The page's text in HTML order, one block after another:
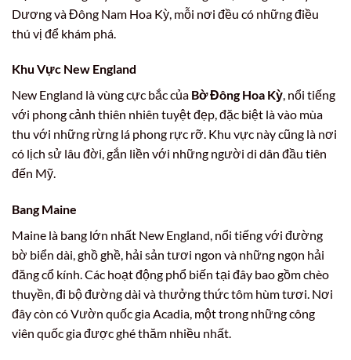
Dương và Đông Nam Hoa Kỳ, mỗi nơi đều có những điều
thú vị để khám phá.
Khu Vực New England
New England là vùng cực bắc của Bờ Đông Hoa Kỳ, nổi tiếng
với phong cảnh thiên nhiên tuyệt đẹp, đặc biệt là vào mùa
thu với những rừng lá phong rực rỡ. Khu vực này cũng là nơi
có lịch sử lâu đời, gắn liền với những người di dân đầu tiên
đến Mỹ.
Bang Maine
Maine là bang lớn nhất New England, nổi tiếng với đường
bờ biển dài, ghồ ghề, hải sản tươi ngon và những ngọn hải
đăng cổ kính. Các hoạt động phổ biến tại đây bao gồm chèo
thuyền, đi bộ đường dài và thưởng thức tôm hùm tươi. Nơi
đây còn có Vườn quốc gia Acadia, một trong những công
viên quốc gia được ghé thăm nhiều nhất.